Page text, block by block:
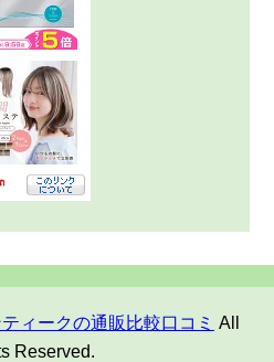
ィークの通販比較口コミ All
Reserved.